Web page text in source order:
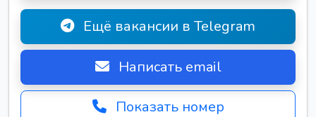
Ещё вакансии в Telegram
Написать email
Показать номер